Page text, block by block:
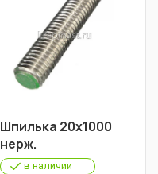
Шпилька 20х1000
нерж.
в наличии